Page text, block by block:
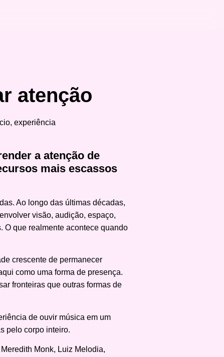
atenção
a atenção de
mais escassos
Ao longo das últimas décadas,
visão, audição, espaço,
O que realmente acontece quando
crescente de permanecer
como uma forma de presença.
fronteiras que outras formas de
de ouvir música em um
pelo corpo inteiro.
Monk, Luiz Melodia,